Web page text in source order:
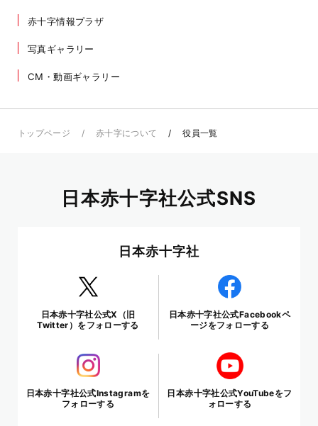
赤十字情報プラザ
写真ギャラリー
CM・動画ギャラリー
トップページ 赤十字について 役員一覧
日本赤十字社公式SNS
日本赤十字社
日本赤十字社公式X（旧
Twitter）をフォローする
日本赤十字社公式Facebookペ
ージをフォローする
日本赤十字社公式Instagramを
フォローする
日本赤十字社公式YouTubeをフ
ォローする